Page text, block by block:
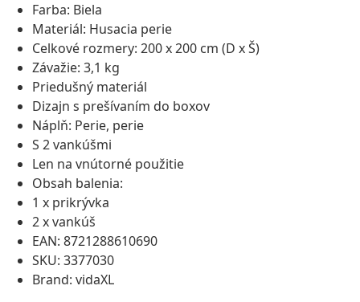
Farba: Biela
Materiál: Husacia perie
Celkové rozmery: 200 x 200 cm (D x Š)
Závažie: 3,1 kg
Priedušný materiál
Dizajn s prešívaním do boxov
Náplň: Perie, perie
S 2 vankúšmi
Len na vnútorné použitie
Obsah balenia:
1 x prikrývka
2 x vankúš
EAN: 8721288610690
SKU: 3377030
Brand: vidaXL